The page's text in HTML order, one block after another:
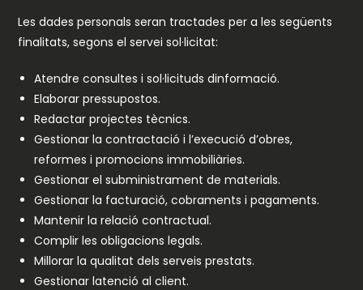
Les dades personals seran tractades per a les següents
finalitats, segons el servei sol·licitat:
Atendre consultes i sol·licituds dinformació.
Elaborar pressupostos.
Redactar projectes tècnics.
Gestionar la contractació i l’execució d’obres,
reformes i promocions immobiliàries.
Gestionar el subministrament de materials.
Gestionar la facturació, cobraments i pagaments.
Mantenir la relació contractual.
Complir les obligacions legals.
Millorar la qualitat dels serveis prestats.
Gestionar latenció al client.